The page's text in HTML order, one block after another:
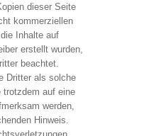
dieser Seite
kommerziellen
Inhalte auf
erstellt wurden,
beachtet.
Dritter als solche
trotzdem auf eine
werden,
Hinweis.